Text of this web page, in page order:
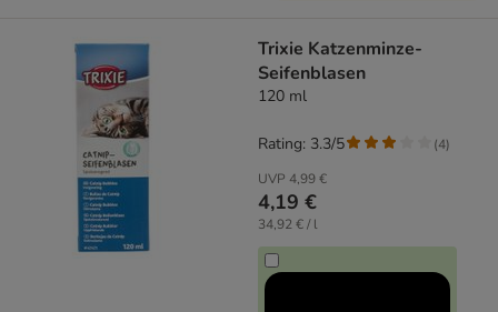
Trixie Katzenminze-
Seifenblasen
120 ml
UVP 4,99 €
4,19 €
34,92 € / l
Rating: 3.3/5 (4)